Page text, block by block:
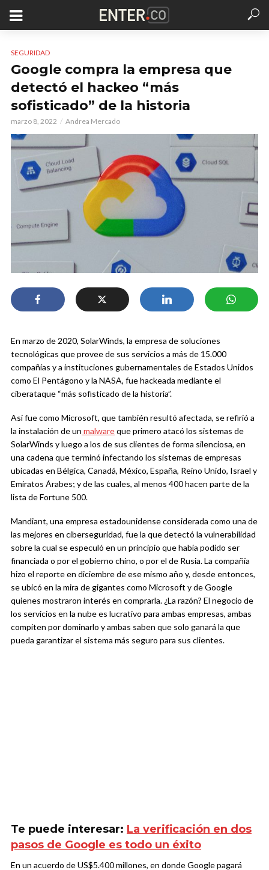
SEGURIDAD
Google compra la empresa que
detectó el hackeo “más
sofisticado” de la historia
marzo 8, 2022 Andrea Mercado
En marzo de 2020, SolarWinds, la empresa de soluciones
tecnológicas que provee de sus servicios a más de 15.000
compañías y a instituciones gubernamentales de Estados Unidos
como El Pentágono y la NASA, fue hackeada mediante el
ciberataque “más sofisticado de la historia”.
Así fue como Microsoft, que también resultó afectada, se refirió a
la instalación de un malwareque primero atacó los sistemas de
SolarWinds y luego a los de sus clientes de forma silenciosa, en
una cadena que terminó infectando los sistemas de empresas
ubicadas en Bélgica, Canadá, México, España, Reino Unido, Israel y
Emiratos Árabes; y de las cuales, al menos 400 hacen parte de la
lista de Fortune 500.
Mandiant, una empresa estadounidense considerada como una de
las mejores en ciberseguridad, fue la que detectó la vulnerabilidad
sobre la cual se especuló en un principio que había podido ser
financiada o por el gobierno chino, o por el de Rusia. La compañía
hizo el reporte en diciembre de ese mismo año y, desde entonces,
se ubicó en la mira de gigantes como Microsoft y de Google
quienes mostraron interés en comprarla. ¿La razón? El negocio de
los servicios en la nube es lucrativo para ambas empresas, ambas
compiten por dominarlo y ambas saben que solo ganará la que
pueda garantizar el sistema más seguro para sus clientes.
Te puede interesar: La verificación en dos
pasos de Google es todo un éxito
En un acuerdo de US$5.400 millones, en donde Google pagará